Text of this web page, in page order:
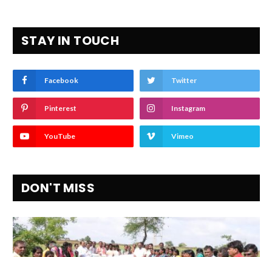
STAY IN TOUCH
Facebook Twitter
Pinterest Instagram
YouTube Vimeo
DON'T MISS